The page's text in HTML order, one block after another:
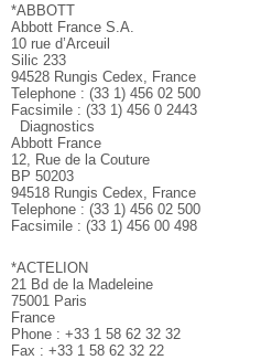
*ABBOTT
Abbott France S.A.
10 rue d’Arceuil
Silic 233
94528 Rungis Cedex, France
Telephone : (33 1) 456 02 500
Facsimile : (33 1) 456 0 2443
Diagnostics
Abbott France
12, Rue de la Couture
BP 50203
94518 Rungis Cedex, France
Telephone : (33 1) 456 02 500
Facsimile : (33 1) 456 00 498
*ACTELION
21 Bd de la Madeleine
75001 Paris
France
Phone : +33 1 58 62 32 32
Fax : +33 1 58 62 32 22